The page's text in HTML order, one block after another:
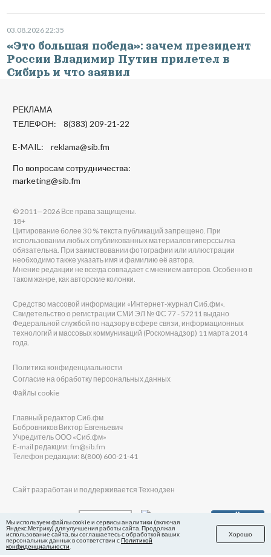
03.08.2026 22:35
«Это большая победа»: зачем президент
России Владимир Путин прилетел в
Сибирь и что заявил
РЕКЛАМА
ТЕЛЕФОН: 8(383) 209-21-22
E-MAIL: reklama@sib.fm
По вопросам сотрудничества:
marketing@sib.fm
© 2011—2026 Все права защищены.
18+
Цитирование более 30 % текста публикаций запрещено. При
использовании любых опубликованных материалов гиперссылка
обязательна. При заимствовании фотографии или иллюстрации
необходимо также указать имя и фамилию её автора.
Мнение редакции не всегда совпадает с мнением авторов. Особенно в
таком жанре, как авторские колонки.
Средство массовой информации «Интернет-журнал Сиб.фм».
Свидетельство о регистрации СМИ ЭЛ № ФС 77 - 57211 выдано
Федеральной службой по надзору в сфере связи, информационных
технологий и массовых коммуникаций (Роскомнадзор) 11 марта 2014
года.
Политика конфиденциальности
Согласие на обработку персональных данных
Файлы cookie
Главный редактор Сиб.фм
Бобровников Виктор Евгеньевич
Учредитель ООО «Сиб.фм»
E-mail редакции: fm@sib.fm
Телефон редакции: 8(800) 600-21-41
Сайт разработан и поддерживается Технодзен
Мы используем файлы cookie и сервисы аналитики (включая
Яндекс.Метрику) для улучшения работы сайта. Продолжая
использование сайта, вы соглашаетесь с обработкой ваших
персональных данных в соответствии сПолитикой
конфиденциальности
Хорошо